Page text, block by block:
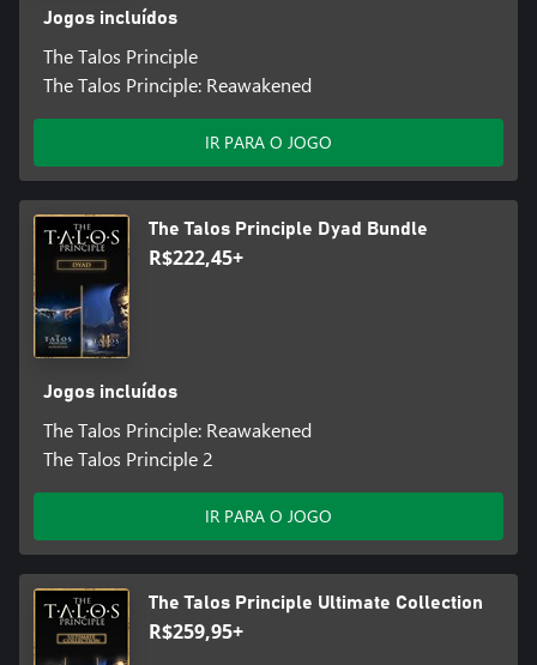
Jogos incluídos
The Talos Principle
The Talos Principle: Reawakened
IR PARA O JOGO
The Talos Principle Dyad Bundle
R$222,45+
Jogos incluídos
The Talos Principle: Reawakened
The Talos Principle 2
IR PARA O JOGO
The Talos Principle Ultimate Collection
R$259,95+